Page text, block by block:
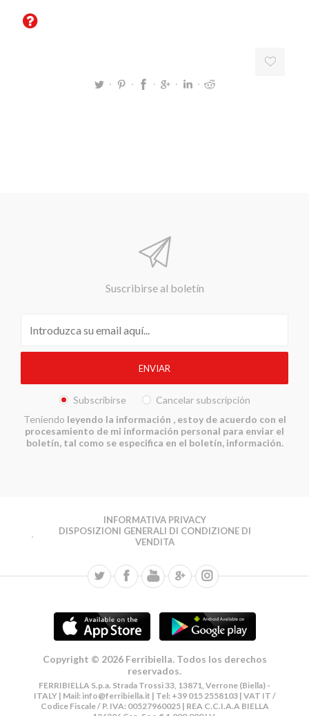
Suscribirse al boletín
Subscribirse
Cancelar subscripción
Teniendo leyendo la información , estoy de acuerdo con el
procesamiento de mi información personal para enviar el
boletín, tal como se especifica en el boletín, información.
INFORMATIVA PRIVACY
DISPOSIZIONI GENERALI DI CONDIZIONE DI
VENDITA
Copyright © 2026 Ferribiella. Todos los derechos
reservados.
FERRIBIELLA S.p.a. Strada Trossi 33, 13871, Verrone (Biella) -
ITALY | Mail: info@ferribiella.it | Tel: +39 015 2558103 | VAT IT /
Codice Fiscale / P. IVA: 00527960025 | REA C.C.I.A.A BIELLA